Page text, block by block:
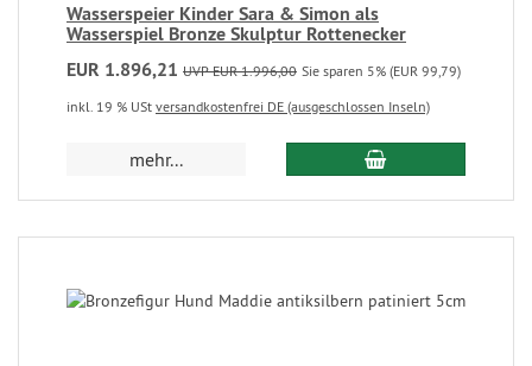
Wasserspeier Kinder Sara & Simon als
Wasserspiel Bronze Skulptur Rottenecker
EUR 1.896,21 UVP EUR 1.996,00 Sie sparen 5% (EUR 99,79)
inkl. 19 % USt versandkostenfrei DE (ausgeschlossen Inseln)
mehr...